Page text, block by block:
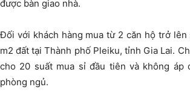
được bàn giao nhà.
Đối với khách hàng mua từ 2 căn hộ trở lên
m2 đất tại Thành phố Pleiku, tỉnh Gia Lai.
cho 20 suất mua sỉ đầu tiên và không áp
phòng ngủ.